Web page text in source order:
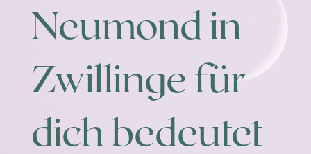
Neumond in
Zwillinge für
dich bedeutet